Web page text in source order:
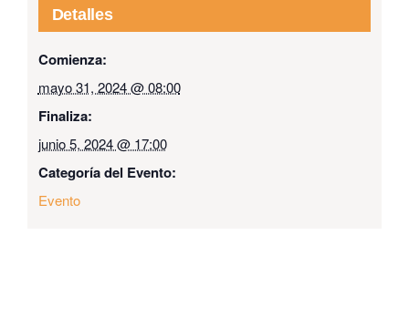
Detalles
Comienza:
mayo 31, 2024 @ 08:00
Finaliza:
junio 5, 2024 @ 17:00
Categoría del Evento:
Evento